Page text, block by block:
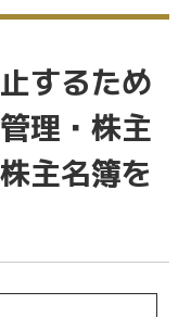
するため
理・株主
主名簿を